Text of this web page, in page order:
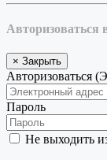
Авторизоваться
× Закрыть
Авторизоваться
Пароль
Не выходить